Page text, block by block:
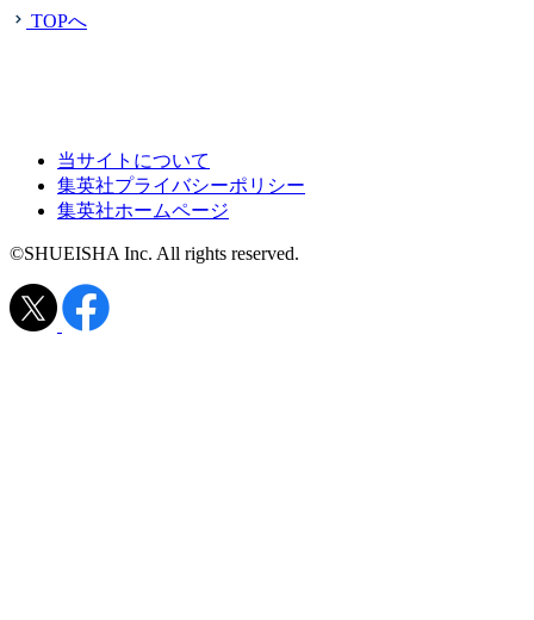
TOPへ
当サイトについて
集英社プライバシーポリシー
集英社ホームページ
©SHUEISHA Inc. All rights reserved.